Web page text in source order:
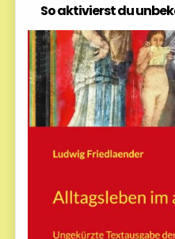
So aktivierst du